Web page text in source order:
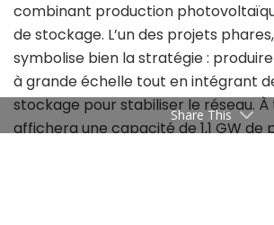
combinant production
de stockage. L’un des projets phares,
symbolise bien la stratégie :
à grande échelle tout en intégrant
stockage pour stabiliser le réseau. À
affichera une capacité de 1,1 GW de
Share This